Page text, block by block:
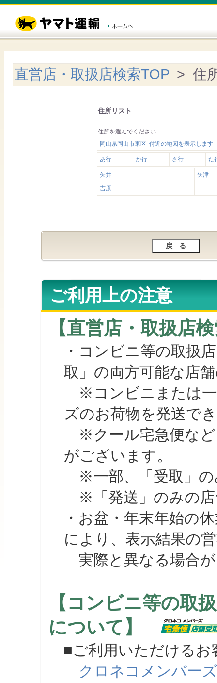
直営店・取扱店検索TOP > 住
住所リスト
住所を選んでください
岡山県岡山市東区 付近の地図を表示します
あ行 か行 さ行 た
矢井
矢津
吉原
ご利用上の注意
【直営店・取扱店
・コンビニ等の取扱
取」の両方可能な店
※コンビニまたは一
ズのお荷物を発送で
※クール宅急便など
がございます。
※一部、「受取」の
※「発送」のみの店
・お盆・年末年始の
により、表示結果の
実際と異なる場合が
【コンビニ等の取
について】
■ご利用いただけるお
クロネコメンバーズ